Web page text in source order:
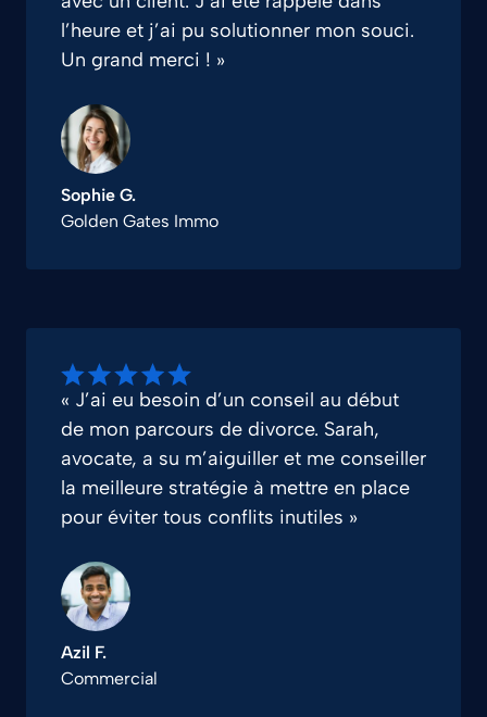
l’heure et j’ai pu solutionner mon souci.
Un grand merci ! »
Sophie G.
Golden Gates Immo
« J’ai eu besoin d’un conseil au début
de mon parcours de divorce. Sarah,
avocate, a su m’aiguiller et me conseiller
la meilleure stratégie à mettre en place
pour éviter tous conflits inutiles »
Azil F.
Commercial